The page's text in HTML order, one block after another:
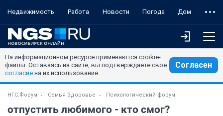
Недвижимость Работа Новости Погода Дом
На информационном ресурсе применяются cookie-
файлы. Оставаясь на сайте, вы подтверждаете свое
согласие на их использование.
Согласен
НГС.Форум Семья Здоровье Психологический форум
отпустить любимого - кто смог?